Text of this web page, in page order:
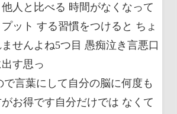
人と比べる 時間がなくなって
ット する習慣をつけると ちょ
せんよね5つ目 愚痴泣き言悪口
す思っ
で言葉にして自分の脳に何度も
お得です自分だけでは なくて